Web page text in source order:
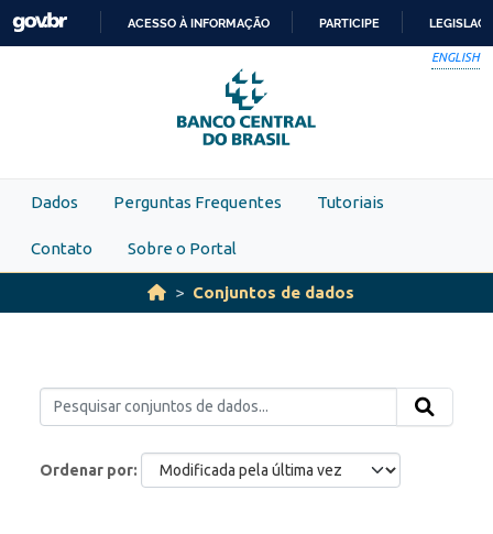
Skip to main content
PARA
O
CONTEÚDO
ACESSO À INFORMAÇÃO PARTICIPE
ENGLISH
Dados Perguntas Frequentes Tutoriais
Contato Sobre o Portal
Conjuntos de dados
Ordenar por